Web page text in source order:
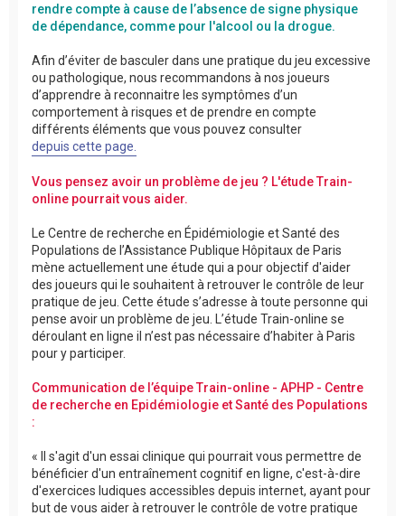
rendre compte à cause de l’absence de signe physique
de dépendance, comme pour l'alcool ou la drogue.
Afin d’éviter de basculer dans une pratique du jeu excessive
ou pathologique, nous recommandons à nos joueurs
d’apprendre à reconnaitre les symptômes d’un
comportement à risques et de prendre en compte
différents éléments que vous pouvez consulter
depuis cette page.
Vous pensez avoir un problème de jeu ? L'étude Train-
online pourrait vous aider.
Le Centre de recherche en Épidémiologie et Santé des
Populations de l’Assistance Publique Hôpitaux de Paris
mène actuellement une étude qui a pour objectif d'aider
des joueurs qui le souhaitent à retrouver le contrôle de leur
pratique de jeu. Cette étude s’adresse à toute personne qui
pense avoir un problème de jeu. L’étude Train-online se
déroulant en ligne il n’est pas nécessaire d’habiter à Paris
pour y participer.
Communication de l’équipe Train-online - APHP - Centre
de recherche en Epidémiologie et Santé des Populations
:
« Il s'agit d'un essai clinique qui pourrait vous permettre de
bénéficier d'un entraînement cognitif en ligne, c'est-à-dire
d'exercices ludiques accessibles depuis internet, ayant pour
but de vous aider à retrouver le contrôle de votre pratique